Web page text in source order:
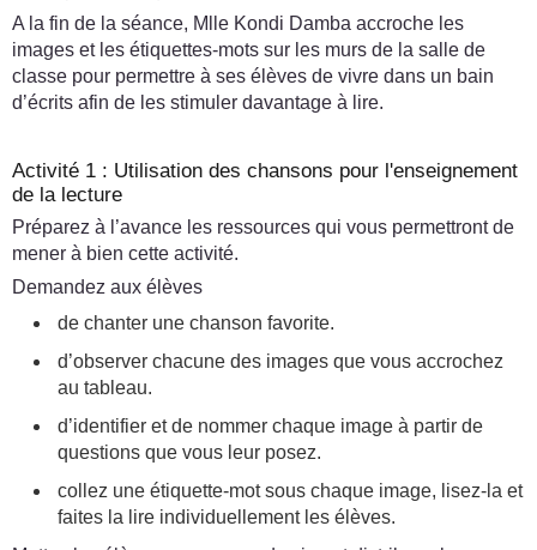
A la fin de la séance, Mlle Kondi Damba accroche les
images et les étiquettes-mots sur les murs de la salle de
classe pour permettre à ses élèves de vivre dans un bain
d’écrits afin de les stimuler davantage à lire.
Activité 1 : Utilisation des chansons pour l'enseignement
de la lecture
Préparez à l’avance les ressources qui vous permettront de
mener à bien cette activité.
Demandez aux élèves
de chanter une chanson favorite.
d’observer chacune des images que vous accrochez
au tableau.
d’identifier et de nommer chaque image à partir de
questions que vous leur posez.
collez une étiquette-mot sous chaque image, lisez-la et
faites la lire individuellement les élèves.